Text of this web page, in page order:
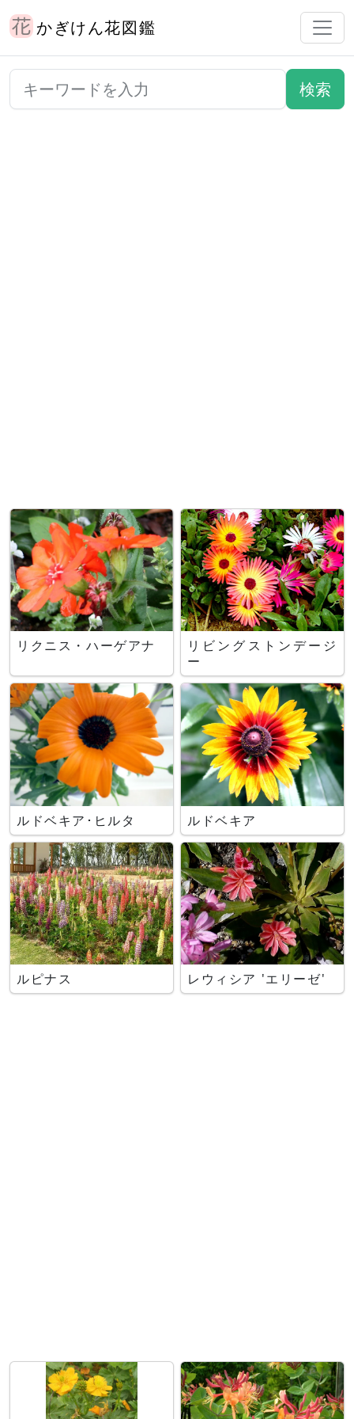
かぎけん花図鑑
リクニス・ハーゲアナ
リビングストンデージ
ー
ルドベキア･ヒルタ ルドベキア
ルピナス レウィシア 'エリーゼ'